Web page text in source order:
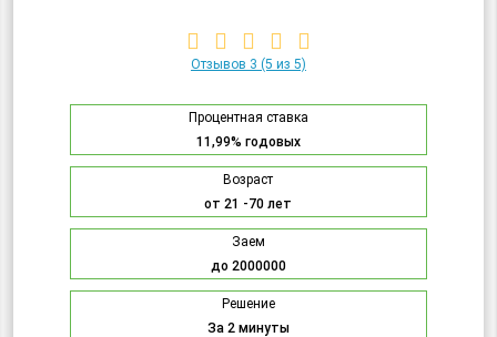
Отзывов 3 (5 из 5)
Процентная ставка
11,99% годовых
Возраст
от 21 -70 лет
Заем
до 2000000
Решение
За 2 минуты